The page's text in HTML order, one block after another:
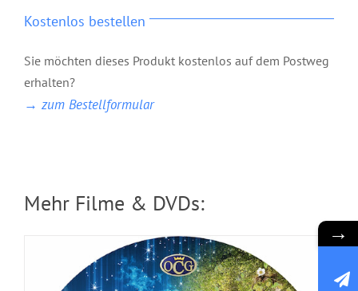
Kostenlos bestellen
Sie möchten dieses Produkt kostenlos auf dem Postweg
erhalten?
→ zum Bestellformular
Mehr Filme & DVDs:
DVD: 2 Evangelisationstreffen –
Himmlisches Leben und Göttliche
Fundamente
→